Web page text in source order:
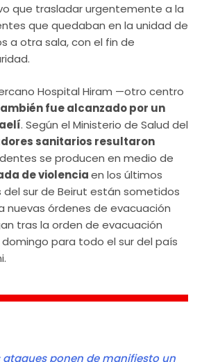
que trasladar urgentemente a la
que quedaban en la unidad de
a otra sala, con el fin de
Hospital Hiram —otro centro
fue alcanzado por un
. Según el Ministerio de Salud del
sanitarios resultaron
se producen en medio de
de violenciaen los últimos
del sur de Beirut están sometidos
nuevas órdenes de evacuación
tras la orden de evacuación
para todo el sur del país
ponen de manifiesto un